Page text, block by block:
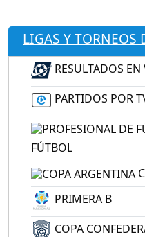
LIGAS Y TORNEOS
RESULTADOS EN
PARTIDOS POR
FÚTBOL
PRIMERA B
COPA